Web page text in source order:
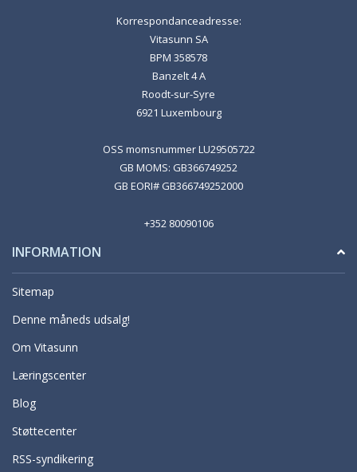
Korrespondanceadresse:
Vitasunn SA
BPM 358578
Banzelt 4 A
Roodt-sur-Syre
6921 Luxembourg
OSS momsnummer LU29505722
GB MOMS: GB366749252
GB EORI# GB366749252000
+352 80090106
INFORMATION
Sitemap
Denne måneds udsalg!
Om Vitasunn
Læringscenter
Blog
Støttecenter
RSS-syndikering